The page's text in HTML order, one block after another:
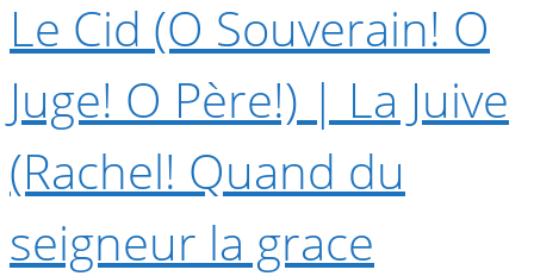
Le Cid (O Souverain! O
Juge! O Père!) | La Juive
(Rachel! Quand du
seigneur la grace